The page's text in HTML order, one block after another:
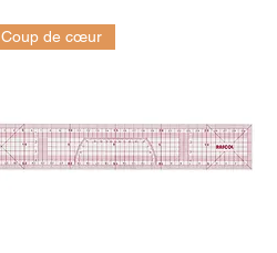
Coup de cœur